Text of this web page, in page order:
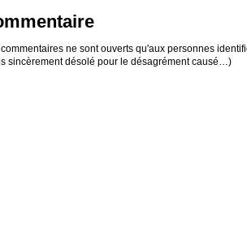
ne sont ouverts qu'aux personnes
sincèrement désolé pour le désagrément causé…)